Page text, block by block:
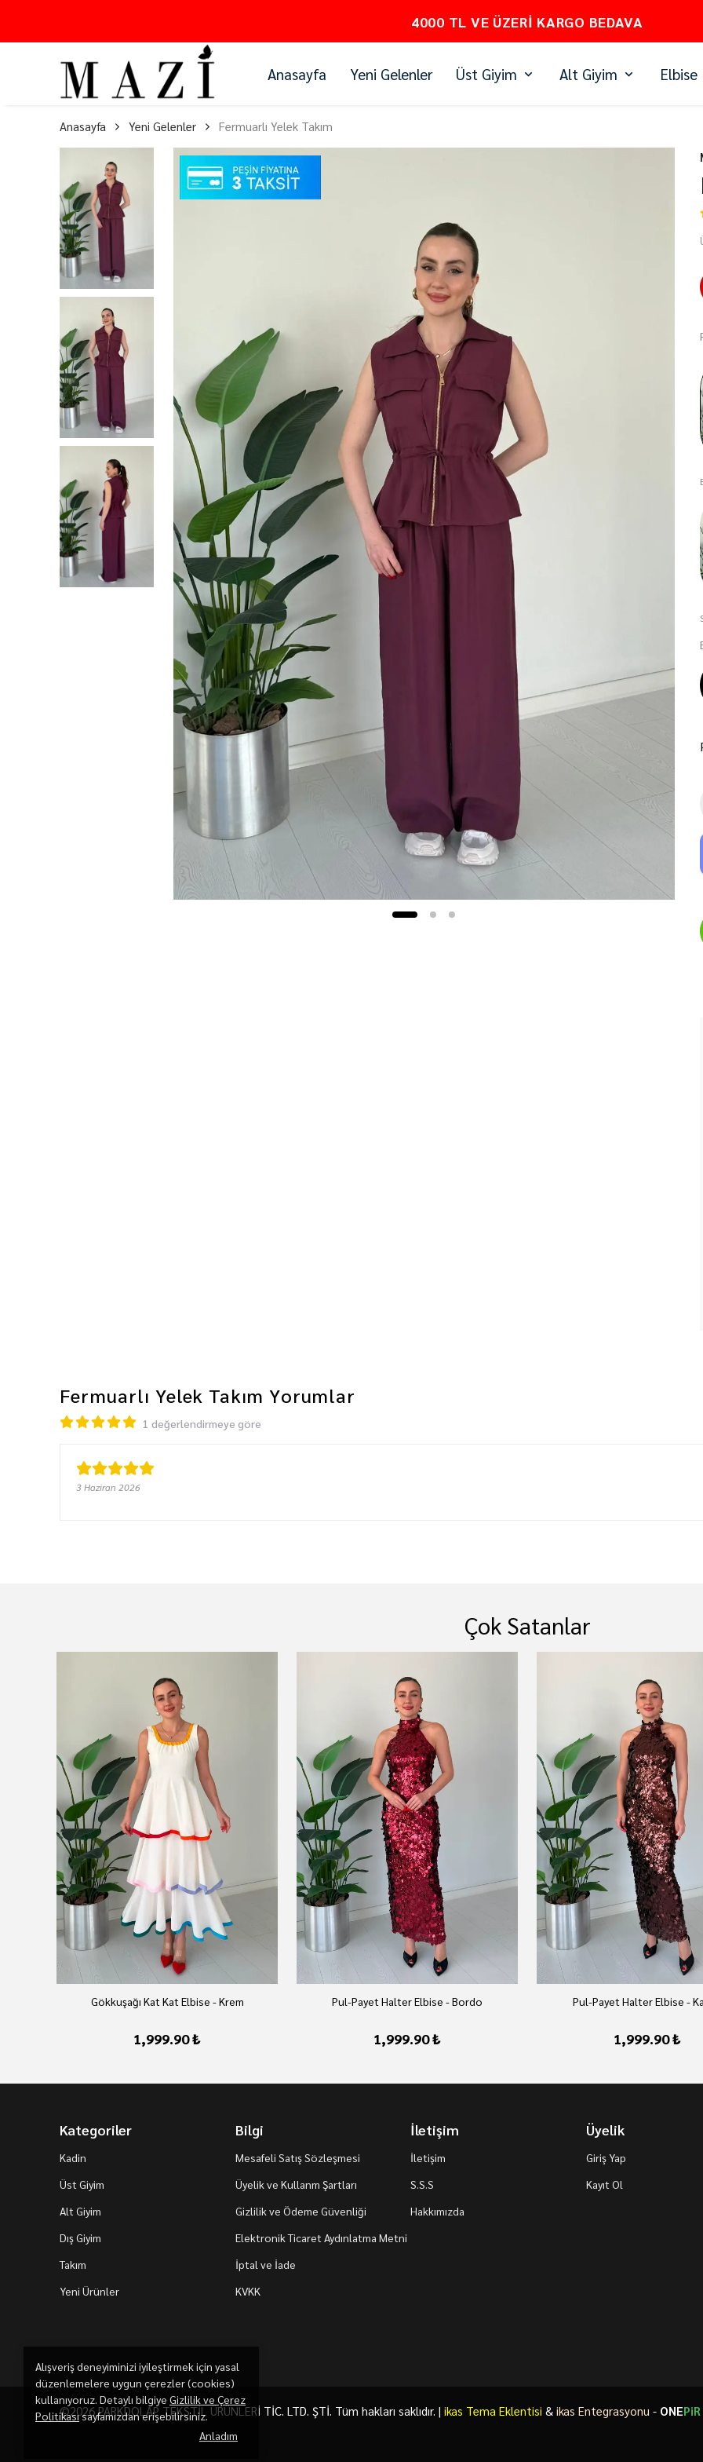
PEŞİN FİYATINA 3 TAKSİT
Anasayfa Yeni Gelenler Üst Giyim Alt Giyim Elbise
Alışveriş deneyiminizi iyileştirmek için yasal
düzenlemelere uygun çerezler (cookies)
kullanıyoruz. Detaylı bilgiye Gizlilik ve Çerez
Politikasısayfamızdan erişebilirsiniz.
Anladım
Anasayfa Yeni Gelenler Fermuarlı Yelek Takım
Fermuarlı Yelek Takım Yorumlar
1 değerlendirmeye göre
3 Haziran 2026
Çok Satanlar
Gökkuşağı Kat Kat Elbise - Krem
1,999.90 ₺
Pul-Payet Halter Elbise - Bordo
1,999.90 ₺
Pul-Payet Halter Elbise -
1,999.90 ₺
Kategoriler
Kadin
Üst Giyim
Alt Giyim
Dış Giyim
Takım
Yeni Ürünler
Bilgi
Mesafeli Satış Sözleşmesi
Üyelik ve Kullanm Şartları
Gizlilik ve Ödeme Güvenliği
Elektronik Ticaret Aydınlatma Metni
İptal ve İade
KVKK
İletişim
İletişim
S.S.S
Hakkımızda
Üyelik
Giriş Yap
Kayıt Ol
©2026 PARKDOLAP TEKSTİL ÜRÜNLERİ TİC. LTD. ŞTİ. Tüm hakları saklıdır. | ikas Tema Eklentisi & ikas Entegrasyonu - ONEPiR